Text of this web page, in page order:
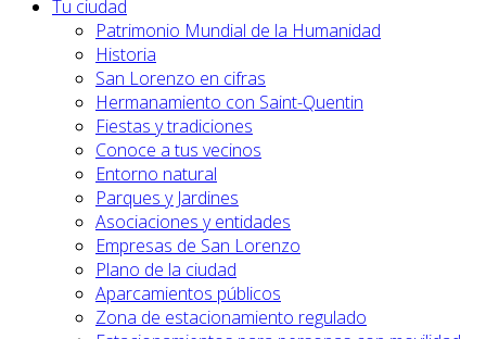
Tu ciudad
Patrimonio Mundial de la Humanidad
Historia
San Lorenzo en cifras
Hermanamiento con Saint-Quentin
Fiestas y tradiciones
Conoce a tus vecinos
Entorno natural
Parques y Jardines
Asociaciones y entidades
Empresas de San Lorenzo
Plano de la ciudad
Aparcamientos públicos
Zona de estacionamiento regulado